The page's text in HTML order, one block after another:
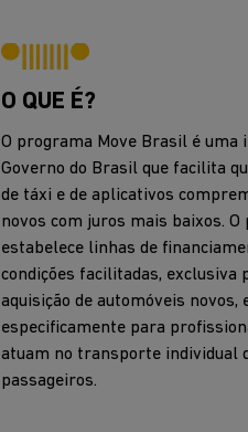
O QUE É?
O programa Move Brasil é uma
Governo do Brasil que facilita
de táxi e de aplicativos
novos com juros mais baixos. O
estabelece linhas de
condições facilitadas, exclusiva
aquisição de automóveis novos,
especificamente para
atuam no transporte individual
passageiros.